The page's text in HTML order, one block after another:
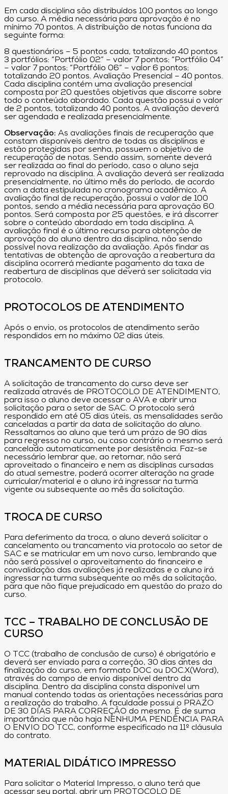
Em cada disciplina são distribuídos 100 pontos ao longo
do curso. A média necessária para aprovação é no
mínimo 70 pontos. A distribuição de notas funciona da
seguinte forma:
8 questionários – 5 pontos cada, totalizando 40 pontos
3 portfólios: “Portfólio 02” – valor 7 pontos; “Portfólio 04”
– valor 7 pontos; “Portfólio 06” – valor 6 pontos;
totalizando 20 pontos. Avaliação Presencial – 40 pontos.
Cada disciplina contém uma avaliação presencial
composta por 20 questões objetivas que discorre sobre
todo o conteúdo abordado. Cada questão possui o valor
de 2 pontos, totalizando 40 pontos. A avaliação deverá
ser agendada e realizada presencialmente.
Observação: As avaliações finais de recuperação que
constam disponíveis dentro de todas as disciplinas e
estão protegidas por senha, possuem o objetivo de
recuperação de notas. Sendo assim, somente deverá
ser realizada ao final do período, caso o aluno seja
reprovado na disciplina. A avaliação deverá ser realizada
presencialmente, no último mês do período, de acordo
com a data estipulada no cronograma acadêmico. A
avaliação final de recuperação, possui o valor de 100
pontos, sendo a média necessária para aprovação 60
pontos. Será composta por 25 questões, e irá discorrer
sobre o conteúdo abordado em toda disciplina. A
avaliação final é o último recurso para obtenção de
aprovação do aluno dentro da disciplina, não sendo
possível nova realização da avaliação. Após findar as
tentativas de obtenção de aprovação a reabertura da
disciplina ocorrerá mediante pagamento da taxa de
reabertura de disciplinas que deverá ser solicitada via
protocolo.
PROTOCOLOS DE ATENDIMENTO
Após o envio, os protocolos de atendimento serão
respondidos em no máximo 02 dias úteis.
TRANCAMENTO DE CURSO
A solicitação de trancamento do curso deve ser
realizada através de PROTOCOLO DE ATENDIMENTO,
para isso o aluno deve acessar o AVA e abrir uma
solicitação para o setor de SAC. O protocolo será
respondido em até 05 dias úteis, as mensalidades serão
canceladas a partir da data de solicitação do aluno.
Ressaltamos ao aluno que terá um prazo de 90 dias
para regresso no curso, ou caso contrário o mesmo será
cancelado automaticamente por desistência. Faz-se
necessário lembrar que, ao retornar, não será
aproveitado o financeiro e nem as disciplinas cursadas
do atual semestre, poderá ocorrer alteração na grade
curricular/material e o aluno irá ingressar na turma
vigente ou subsequente ao mês da solicitação.
TROCA DE CURSO
Para deferimento da troca, o aluno deverá solicitar o
cancelamento ou trancamento via protocolo ao setor de
SAC e se matricular em um novo curso, lembrando que
não será possível o aproveitamento do financeiro e
convalidação das avaliações já realizadas e o aluno irá
ingressar na turma subsequente ao mês da solicitação,
para que não fique prejudicado em questão do prazo do
curso.
TCC – TRABALHO DE CONCLUSÃO DE
CURSO
O TCC (trabalho de conclusão de curso) é obrigatório e
deverá ser enviado para a correção, 30 dias antes da
finalização do curso, em formato DOC ou DOC.X(Word),
através do campo de envio disponível dentro da
disciplina. Dentro da disciplina consta disponível um
manual contendo todas as orientações necessárias para
a realização do trabalho. A faculdade possui o PRAZO
DE 30 DIAS PARA CORREÇÃO do mesmo. É de suma
importância que não haja NENHUMA PENDÊNCIA PARA
O ENVIO DO TCC, conforme especificado na 11º cláusula
do contrato.
MATERIAL DIDÁTICO IMPRESSO
Para solicitar o Material Impresso, o aluno terá que
acessar seu portal, abrir um PROTOCOLO DE